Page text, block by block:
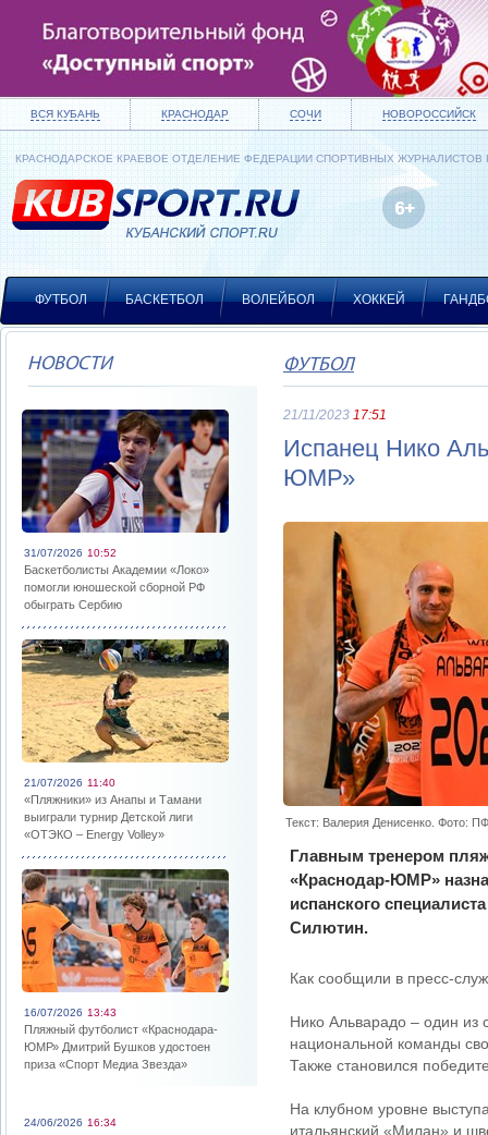
ВСЯ КУБАНЬ КРАСНОДАР СОЧИ НОВОРОССИЙСК
КРАСНОДАРСКОЕ КРАЕВОЕ ОТДЕЛЕНИЕ ФЕДЕРАЦИИ СПОРТИВНЫХ ЖУРНАЛИСТОВ
ФУТБОЛ БАСКЕТБОЛ ВОЛЕЙБОЛ ХОККЕЙ
НОВОСТИ
31/07/2026 10:52
Баскетболисты Академии «Локо»
помогли юношеской сборной РФ
обыграть Сербию
21/07/2026 11:40
«Пляжники» из Анапы и Тамани
выиграли турнир Детской лиги
«ОТЭКО – Energy Volley»
16/07/2026 13:43
Пляжный футболист «Краснодара-
ЮМР» Дмитрий Бушков удостоен
приза «Спорт Медиа Звезда»
24/06/2026 16:34
ФУТБОЛ
21/11/2023 17:51
Испанец Нико
ЮМР»
Текст: Валерия Денисенко. Фото:
Главным тренером
«Краснодар-ЮМР»
испанского
Силютин.
Как сообщили в пресс-
Нико Альварадо – один из
национальной команды
Также становился
На клубном уровне
итальянский «Милан» и